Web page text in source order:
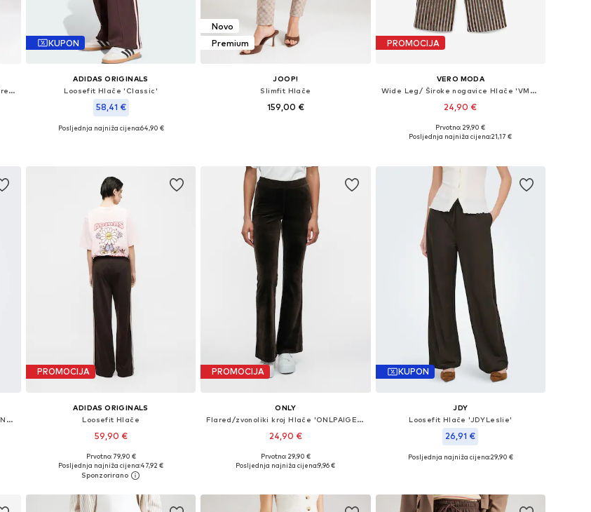
Wide Leg/ Široke nogavice Hlače 'Firebird Adilenium'
KUPON
ADIDAS ORIGINALS
Loosefit Hlače 'Classic'
58,41 €
Posljednja najniža cijena:64,90 €
Novo
Premium
JOOP!
Slimfit Hlače
159,00 €
PROMOCIJA
VERO MODA
Wide Leg/ Široke nogavice Hlače 'VMRosie'
24,90 €
+ 2
Prvotno: 29,90 €
Posljednja najniža cijena:21,17 €
Wide Leg/ Široke nogavice Hlače 'ONLERIKKA'
PROMOCIJA
ADIDAS ORIGINALS
Loosefit Hlače
59,90 €
Dostupne veličine: 34, 36, 38, 40, 42
Dodaj u košaricu
Prvotno: 79,90 €
Posljednja najniža cijena:47,92 €
PROMOCIJA
ONLY
Flared/zvonoliki kroj Hlače 'ONLPAIGE-ELSY'
24,90 €
Prvotno: 29,90 €
Posljednja najniža cijena:9,96 €
KUPON
JDY
Loosefit Hlače 'JDYLeslie'
26,91 €
Posljednja najniža cijena:29,90 €